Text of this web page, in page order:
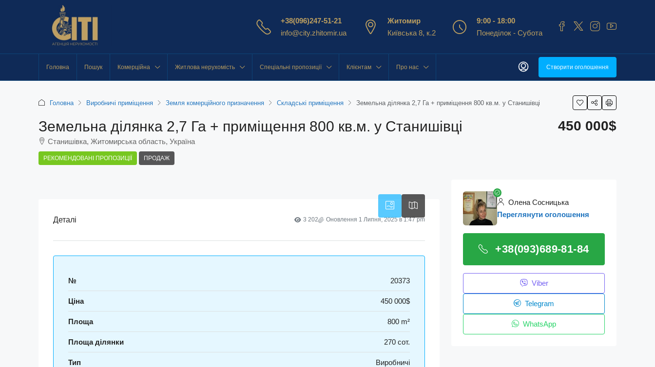
+38(096)247-51-21
info@city.zhitomir.ua
Житомир
Київська 8, к.2
9:00 - 18:00
Понеділок - Субота
Головна Пошук Комерційна Житлова нерухомість Спеціальні пропозиції Клієнтам Про нас Створити оголошення
Головна Виробничі приміщення Земля комерційного призначення Складські приміщення Земельна ділянка 2,7 Га + приміщення 800 кв.м. у Станишівці
Земельна ділянка 2,7 Га + приміщення 800 кв.м. у Станишівці
Станишівка, Житомирська область, Україна
РЕКОМЕНДОВАНІ ПРОПОЗИЦІЇ ПРОДАЖ
450 000$
Деталі 3 202 Оновлення 1 Липня, 2025 в 1:47 pm
№ 20373
Ціна 450 000$
Площа 800 m²
Площа ділянки 270 сот.
Тип
Виробничі
Олена Сосницька
Переглянути оголошення
+38(093)689-81-84
Viber
Telegram
WhatsApp